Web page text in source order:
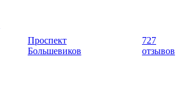
Проспект
Большевиков
727
отзывов